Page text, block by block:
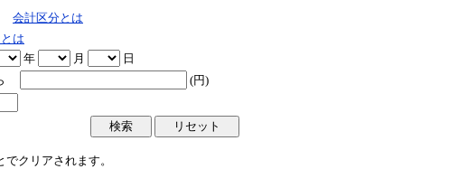
会計区分とは
は
年 月
日
(円)
クリアされます。